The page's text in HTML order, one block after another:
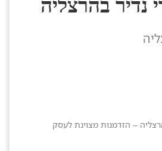
נדיר בהרצליה
– הזדמנות מצוינת לעסק